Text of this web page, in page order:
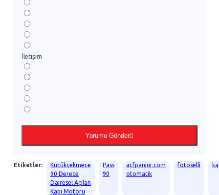
İletişim
Yorumu Gönder
Etiketler:
Küçükçekmece
90 Derece
Dairesel Açılan
Kapı Motoru
Pass
90
acfpanjur.com
otomatik
fotoselli